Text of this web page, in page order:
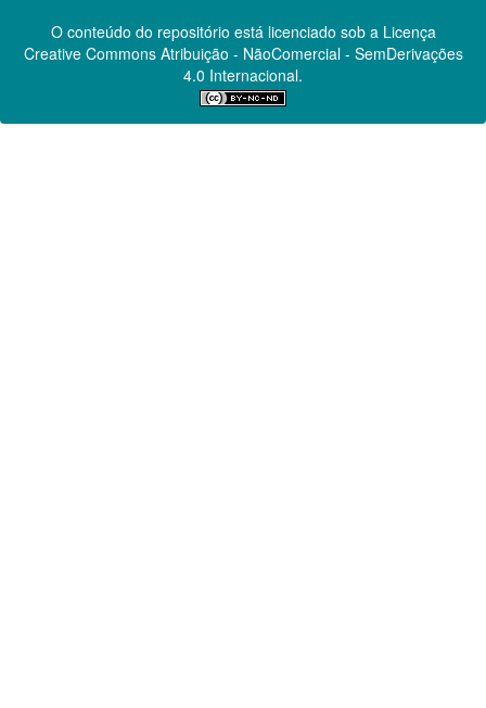
O conteúdo do repositório está licenciado sob a Licença
Creative CommonsAtribuição - NãoComercial - SemDerivações
4.0 Internacional.